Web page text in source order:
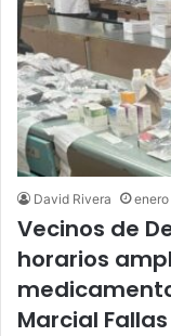
David Rivera enero
Vecinos de
horarios
Marcial Fallas